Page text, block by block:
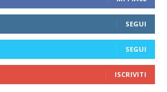
SEGUI
SEGUI
ISCRIVITI